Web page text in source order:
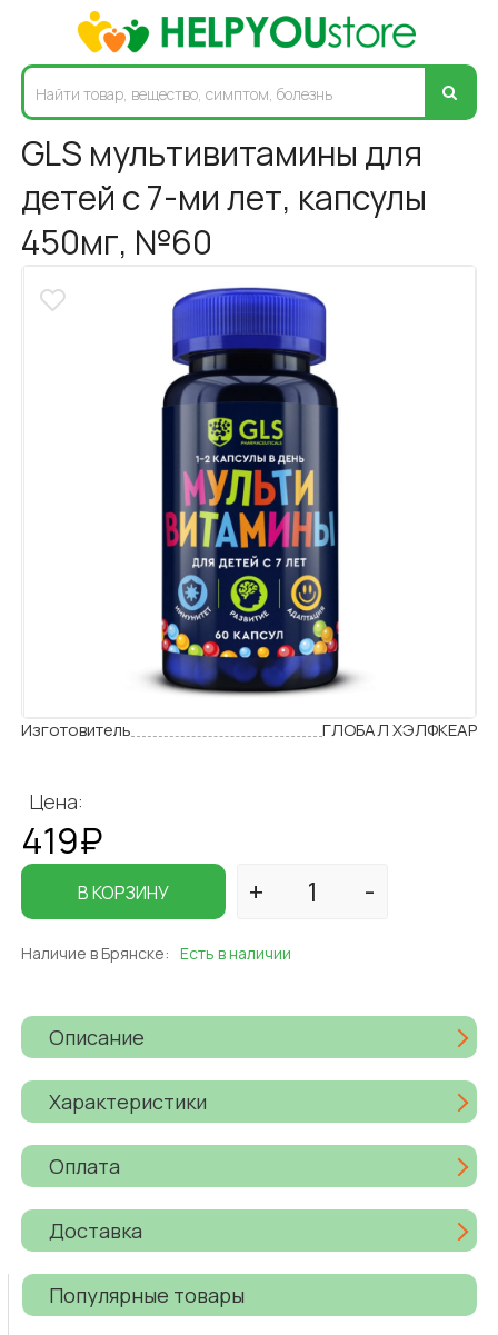
GLS мультивитамины для
детей с 7-ми лет, капсулы
450мг, №60
Изготовитель ГЛОБАЛ ХЭЛФКЕАР
Цена:
419₽
В КОРЗИНУ
Наличие в Брянске: Есть в наличии
Описание
Характеристики
Оплата
Доставка
Популярные товары